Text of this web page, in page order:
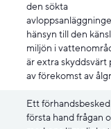
den sökta
hänsyn till den
miljön i
är extra skyddsvärt
av förekomst av
Ett
första hand frågan